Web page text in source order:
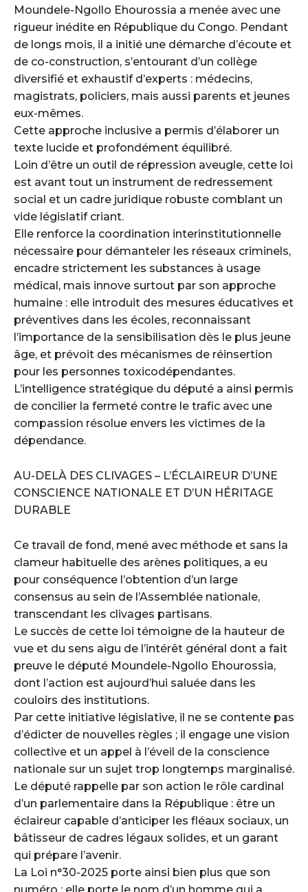
Moundele-Ngollo Ehourossia a menée avec une
rigueur inédite en République du Congo. Pendant
de longs mois, il a initié une démarche d’écoute et
de co-construction, s’entourant d’un collège
diversifié et exhaustif d’experts : médecins,
magistrats, policiers, mais aussi parents et jeunes
eux-mêmes.
Cette approche inclusive a permis d’élaborer un
texte lucide et profondément équilibré.
Loin d’être un outil de répression aveugle, cette loi
est avant tout un instrument de redressement
social et un cadre juridique robuste comblant un
vide législatif criant.
Elle renforce la coordination interinstitutionnelle
nécessaire pour démanteler les réseaux criminels,
encadre strictement les substances à usage
médical, mais innove surtout par son approche
humaine : elle introduit des mesures éducatives et
préventives dans les écoles, reconnaissant
l’importance de la sensibilisation dès le plus jeune
âge, et prévoit des mécanismes de réinsertion
pour les personnes toxicodépendantes.
L’intelligence stratégique du député a ainsi permis
de concilier la fermeté contre le trafic avec une
compassion résolue envers les victimes de la
dépendance.
AU-DELÀ DES CLIVAGES – L’ÉCLAIREUR D’UNE
CONSCIENCE NATIONALE ET D’UN HÉRITAGE
DURABLE
Ce travail de fond, mené avec méthode et sans la
clameur habituelle des arènes politiques, a eu
pour conséquence l’obtention d’un large
consensus au sein de l’Assemblée nationale,
transcendant les clivages partisans.
Le succès de cette loi témoigne de la hauteur de
vue et du sens aigu de l’intérêt général dont a fait
preuve le député Moundele-Ngollo Ehourossia,
dont l’action est aujourd’hui saluée dans les
couloirs des institutions.
Par cette initiative législative, il ne se contente pas
d’édicter de nouvelles règles ; il engage une vision
collective et un appel à l’éveil de la conscience
nationale sur un sujet trop longtemps marginalisé.
Le député rappelle par son action le rôle cardinal
d’un parlementaire dans la République : être un
éclaireur capable d’anticiper les fléaux sociaux, un
bâtisseur de cadres légaux solides, et un garant
qui prépare l’avenir.
La Loi n°30-2025 porte ainsi bien plus que son